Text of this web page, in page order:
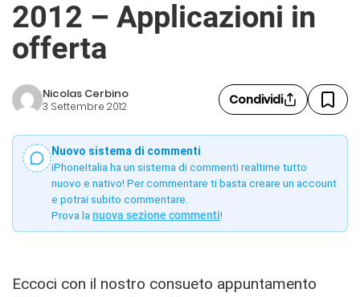
2012 – Applicazioni in
offerta
Nicolas Cerbino
3 Settembre 2012 Condividi
Nuovo sistema di commenti
iPhoneItalia ha un sistema di commenti realtime tutto
nuovo e nativo! Per commentare ti basta creare un account
e potrai subito commentare.
Prova la nuova sezione commenti!
Eccoci con il nostro consueto appuntamento